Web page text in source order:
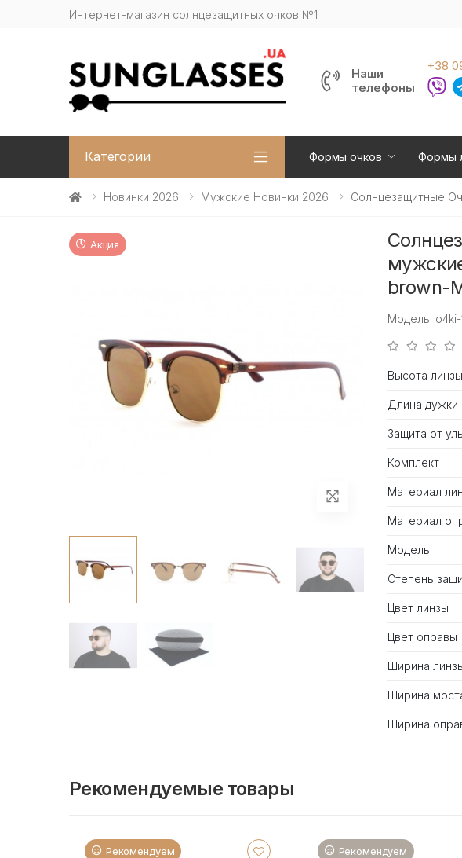
Интернет-магазин солнцезащитных очков №1
Наши
телефоны
+38
Категории Формы очков Формы
Новинки 2026 Мужские Новинки 2026 Солнцезащитные
Акция
brown-
Модель: o4ki-
Высота линзы
Длина дужки
Защита от
Комплект
Материал
Материал
Модель
Степень
Цвет линзы
Цвет оправы
Ширина
Ширина
Ширина
Рекомендуемые товары
Рекомендуем Рекомендуем